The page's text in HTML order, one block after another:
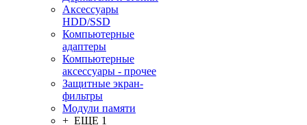
Аксессуары
HDD/SSD
Компьютерные
адаптеры
Компьютерные
аксессуары - прочее
Защитные экран-
фильтры
Модули памяти
+ ЕЩЕ 1